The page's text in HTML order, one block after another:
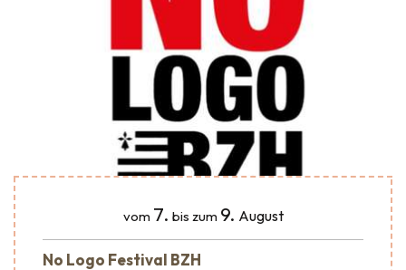
vom 7. bis zum 9. August
No Logo Festival BZH